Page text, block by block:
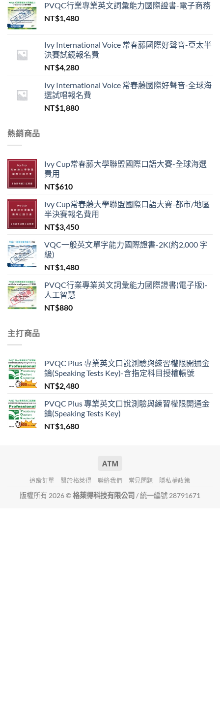
PVQC行業專業英文詞彙能力國際證書-電子商務
NT$1,480
Ivy International Voice 常春藤國際好聲音-亞太半
決賽試鏡報名費
NT$4,280
Ivy International Voice 常春藤國際好聲音-全球海
選試唱報名費
NT$1,880
熱銷商品
Ivy Cup常春藤大學聯盟國際口語大賽-全球海選
費用
NT$610
Ivy Cup常春藤大學聯盟國際口語大賽-都市/地區
半決賽報名費用
NT$3,450
VQC一般英文單字能力國際證書-2K(約2,000 字
級)
NT$1,480
PVQC行業專業英文詞彙能力國際證書(電子版)-
人工智慧
NT$880
主打商品
PVQC Plus 專業英文口說測驗與練習權限開通金
鑰(Speaking Tests Key)-含指定科目授權帳號
NT$2,480
PVQC Plus 專業英文口說測驗與練習權限開通金
鑰(Speaking Tests Key)
NT$1,680
追蹤訂單 關於格萊得 聯絡我們 常見問題 隱私權政策
版權所有 2026 ©格萊得科技有限公司 / 統一編號 28791671